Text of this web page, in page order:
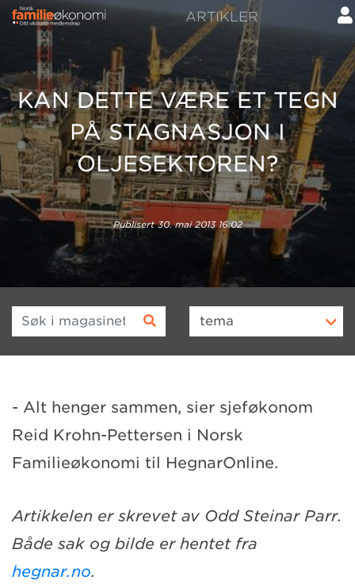
ARTIKLER
KAN DETTE VÆRE ET TEGN
PÅ STAGNASJON I
OLJESEKTOREN?
Publisert30. mai 2013 16:02
Søk i magasinet tema
- Alt henger sammen, sier sjeføkonom
Reid Krohn-Pettersen i Norsk
Familieøkonomi til HegnarOnline.
Artikkelen er skrevet av Odd Steinar Parr.
Både sak og bilde er hentet fra
hegnar.no.